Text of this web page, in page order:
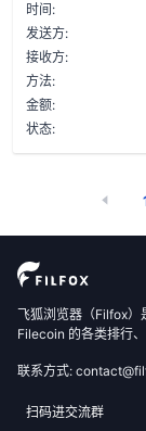
时间:
发送方:
接收方:
方法:
金额:
状态:
飞狐浏览器（Filfox）
Filecoin 的各类排行
联系方式:
扫码进交流群